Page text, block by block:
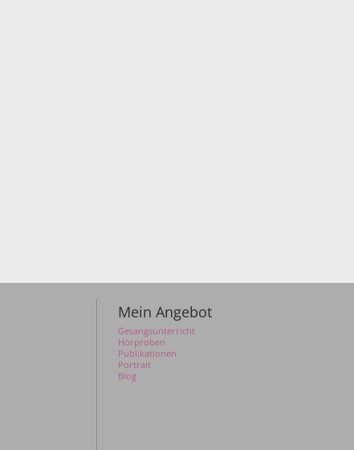
Mein Angebot
Gesangsunterricht
Hörproben
Publikationen
Portrait
Blog